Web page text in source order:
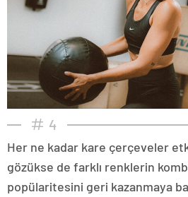
4
Her ne kadar kare çerçeveler
gözükse de farklı renklerin
popülaritesini geri kazanmaya